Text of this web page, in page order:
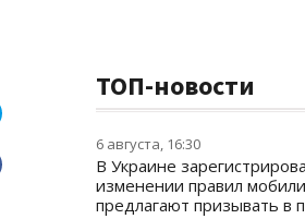
ТОП-новости
6 августа, 16:30
В Украине
изменении правил
предлагают призывать в